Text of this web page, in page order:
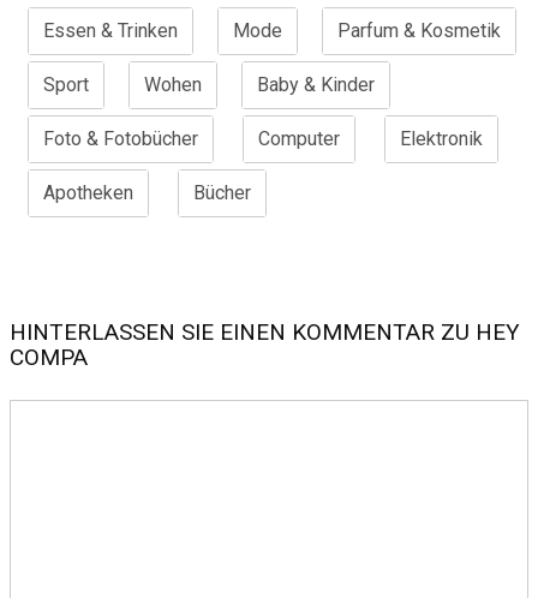
Essen & Trinken Mode Parfum & Kosmetik
Sport Wohen Baby & Kinder
Foto & Fotobücher Computer Elektronik
Apotheken Bücher
HINTERLASSEN SIE EINEN KOMMENTAR ZU HEY
COMPA